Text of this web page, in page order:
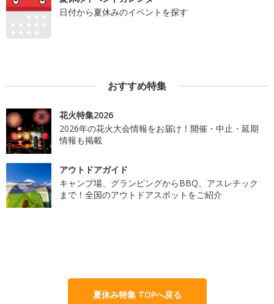
日付から夏休みのイベントを探す
おすすめ特集
花火特集2026
2026年の花火大会情報をお届け！開催・中止・延期
情報も掲載
アウトドアガイド
キャンプ場、グランピングからBBQ、アスレチック
まで！全国のアウトドアスポットをご紹介
夏休み特集 TOPへ戻る